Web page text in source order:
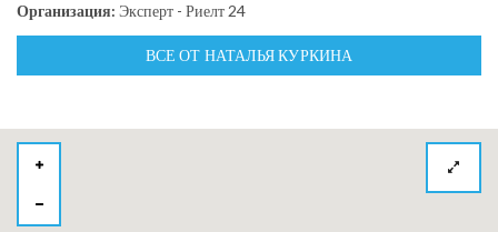
Организация: Эксперт - Риелт 24
ВСЕ ОТ НАТАЛЬЯ КУРКИНА